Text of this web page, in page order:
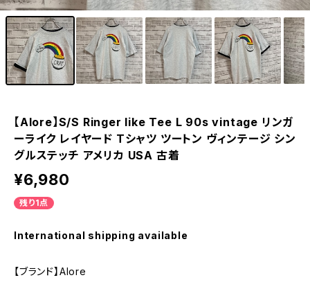
【Alore】S/S Ringer like Tee L 90s vintage リンガ
ーライク レイヤード Tシャツ ツートン ヴィンテージ シン
グルステッチ アメリカ USA 古着
¥6,980
残り1点
International shipping available
【ブランド】Alore